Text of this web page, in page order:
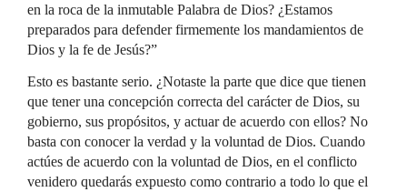
en la roca de la inmutable Palabra de Dios? ¿Estamos
preparados para defender firmemente los mandamientos de
Dios y la fe de Jesús?”
Esto es bastante serio. ¿Notaste la parte que dice que tienen
que tener una concepción correcta del carácter de Dios, su
gobierno, sus propósitos, y actuar de acuerdo con ellos? No
basta con conocer la verdad y la voluntad de Dios. Cuando
actúes de acuerdo con la voluntad de Dios, en el conflicto
venidero quedarás expuesto como contrario a todo lo que el